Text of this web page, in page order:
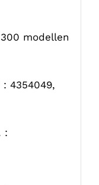
modellen
4354049,
: